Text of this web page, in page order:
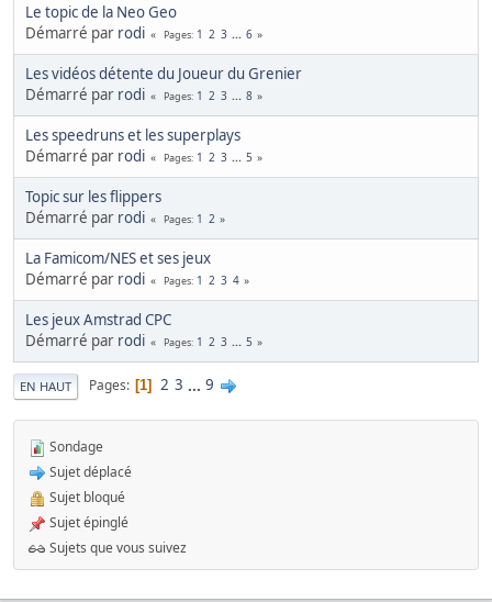
Le topic de la Neo Geo
Démarré par rodi Pages 1 2 3 ... 6
Les vidéos détente du Joueur du Grenier
Démarré par rodi Pages 1 2 3 ... 8
Les speedruns et les superplays
Démarré par rodi Pages 1 2 3 ... 5
Topic sur les flippers
Démarré par rodi Pages 1 2
La Famicom/NES et ses jeux
Démarré par rodi Pages 1 2 3 4
Les jeux Amstrad CPC
Démarré par rodi Pages 1 2 3 ... 5
EN HAUT Pages 1 2 3 ... 9
Sondage
Sujet déplacé
Sujet bloqué
Sujet épinglé
Sujets que vous suivez